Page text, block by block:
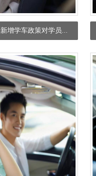
增学车政策对学员...